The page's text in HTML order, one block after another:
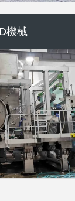
流乾燥器